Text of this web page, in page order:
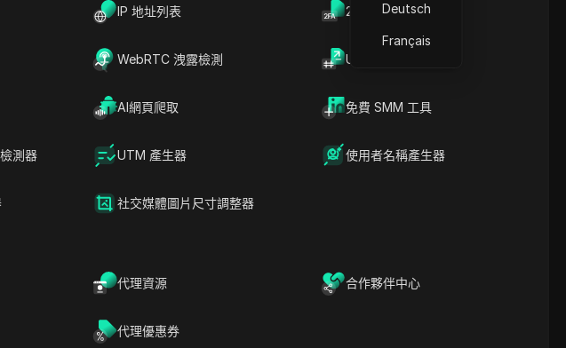
IP 地址列表 2FA验证码生成器
WebRTC 洩露檢測 UUID 產生器
AI網頁爬取 免費 SMM 工具
測器 UTM 產生器 使用者名稱產生器
社交媒體圖片尺寸調整器
代理資源 合作夥伴中心
代理優惠券
Deutsch
Français
下，Dolphin Anty 依賴基本的登錄驗證，這
戶管理，使其成為關心隱私和數據洩露的用戶
Anty 缺乏這種自動化水平，操作需要更
，節省時間並最小化錯誤，這使其對於初學者
的介面對於新用戶來說可能會感到壓倒性，
文章內容
為什麼 DICloak 防檢測瀏
覽器是最佳的 Dolphin
DICloak vs. Dolphin